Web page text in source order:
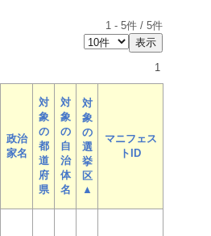
1 - 5件 / 5件
1
政治
家名
対
象
の
都
道
府
県
対
象
の
自
治
体
名
対
象
の
選
挙
区
▲
マニフェス
トID